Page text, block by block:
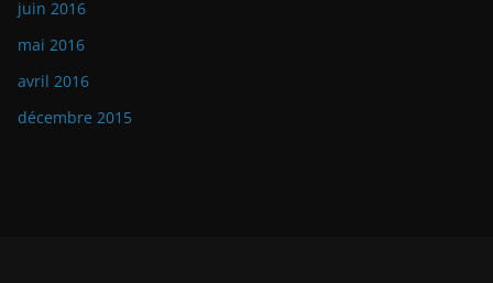
juin 2016
mai 2016
avril 2016
décembre 2015